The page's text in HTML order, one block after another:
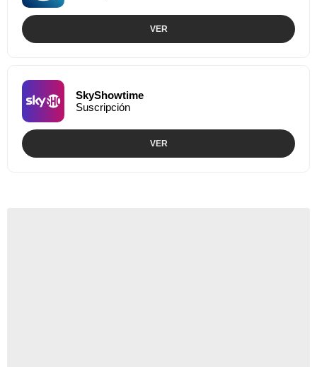
VER
SkyShowtime
Suscripción
VER